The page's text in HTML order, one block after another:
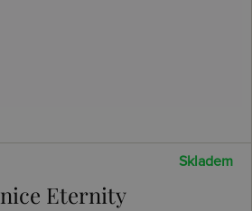
Skladem
Eternity